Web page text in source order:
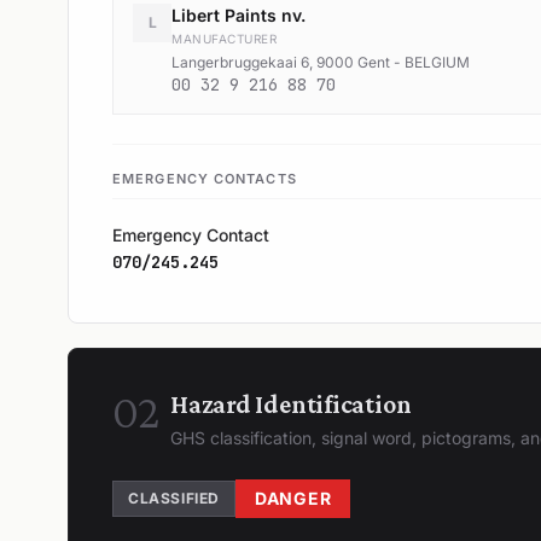
L Libert Paints nv.
MANUFACTURER
Langerbruggekaai 6, 9000 Gent - BELGIUM
00 32 9 216 88 70
EMERGENCY CONTACTS
Emergency Contact
070/245.245
02 Hazard Identification
GHS classification, signal word, pictograms,
CLASSIFIED DANGER